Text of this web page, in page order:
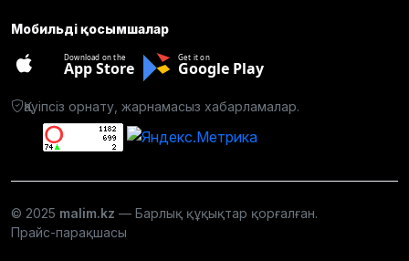
Мобильді қосымшалар
Download on the
App Store
Get it on
Google Play
Қауіпсіз орнату, жарнамасыз хабарламалар.
© 2025 malim.kz — Барлық құқықтар қорғалған.
Прайс-парақшасы